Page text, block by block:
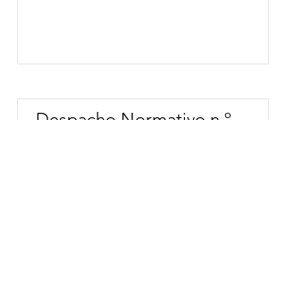
Despacho Normativo n.º